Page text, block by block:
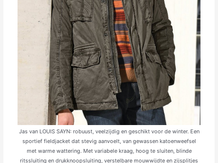
Jas van LOUIS SAYN: robuust, veelzijdig en geschikt voor de winter. Een
sportief fieldjacket dat stevig aanvoelt, van gewassen katoenweefsel
met warme wattering. Met variabele kraag, hoog te sluiten, blinde
ritssluiting en drukknoopsluiting, verstelbare mouwwijdte en zijsplitjes